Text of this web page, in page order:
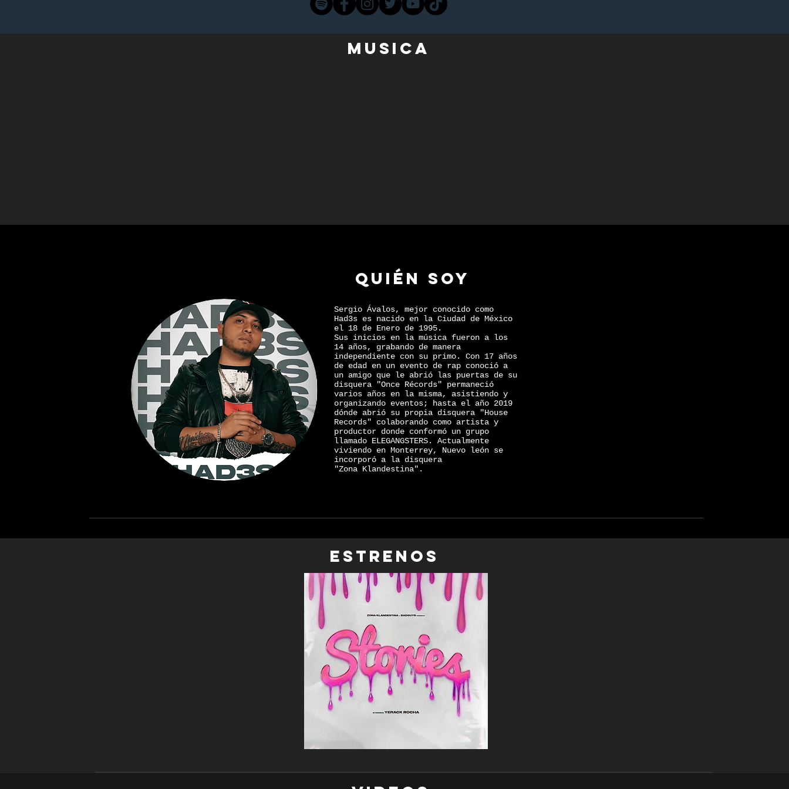
Musica
QUIÉN SOY
Sergio Ávalos, mejor conocido como
Had3s es nacido en la Ciudad de México
el 18 de Enero de 1995.
Sus inicios en la música fueron a los
14 años, grabando de manera
independiente con su primo. Con 17 años
de edad en un evento de rap conoció a
un amigo que le abrió las puertas de su
disquera "Once Récords" permaneció
varios años en la misma, asistiendo y
organizando eventos; hasta el año 2019
dónde abrió su propia disquera "House
Records" colaborando como artista y
productor donde conformó un grupo
llamado ELEGANGSTERS. Actualmente
viviendo en Monterrey, Nuevo león se
incorporó a la disquera
"Zona Klandestina".
EStrenos